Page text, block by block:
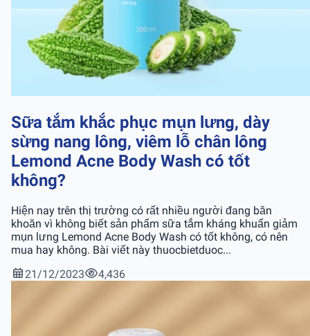
Sữa tắm khắc phục mụn lưng, dày
sừng nang lông, viêm lỗ chân lông
Lemond Acne Body Wash có tốt
không?
Hiện nay trên thị trường có rất nhiều người đang băn
khoăn vì không biết sản phẩm sữa tắm kháng khuẩn giảm
mụn lưng Lemond Acne Body Wash có tốt không, có nên
mua hay không. Bài viết này thuocbietduoc...
21/12/2023
4,436